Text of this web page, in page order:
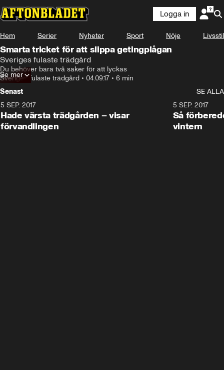
Logga in
Hem Serier Nyheter Sport Nöje Livsstil
Smarta tricket för att slippa getingplågan
Sveriges fulaste trädgård
Du behöver bara två saker för att lyckas
Sveriges fulaste trädgård • 04.09.17 • 6 min
Se mer
Senast
SE ALLA
5 SEP. 2017
Hade värsta trädgården – visar
förvandlingen
5 SEP. 2017
Så
vintern